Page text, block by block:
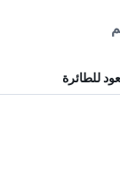
للطائرة